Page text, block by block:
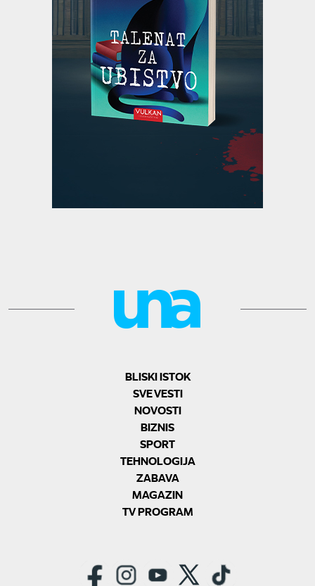
BLISKI ISTOK
SVE VESTI
NOVOSTI
BIZNIS
SPORT
TEHNOLOGIJA
ZABAVA
MAGAZIN
TV PROGRAM